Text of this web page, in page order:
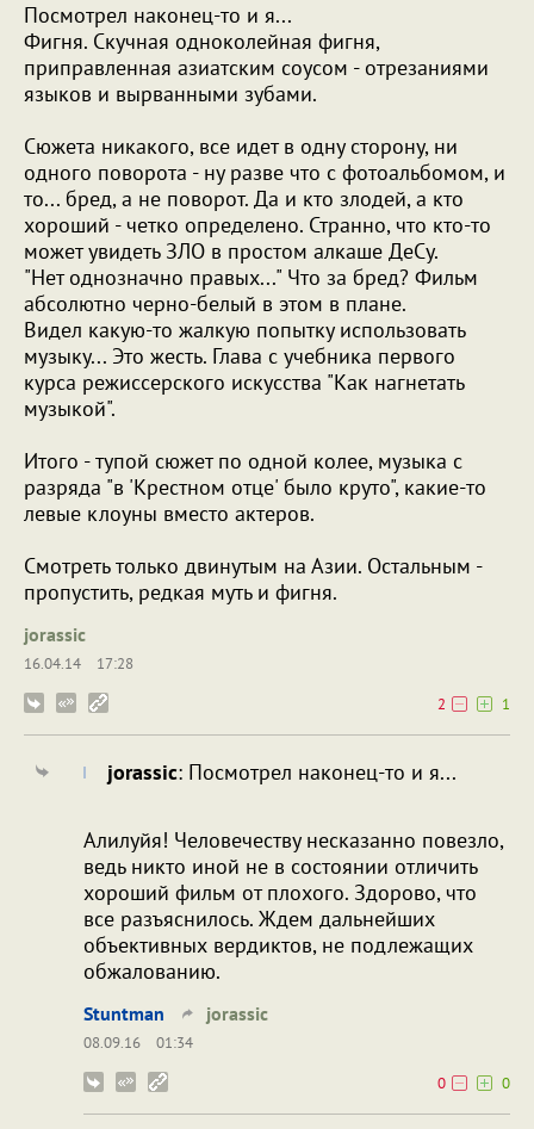
Посмотрел наконец-то и я...
Фигня. Скучная одноколейная фигня,
приправленная азиатским соусом - отрезаниями
языков и вырванными зубами.
Сюжета никакого, все идет в одну сторону, ни
одного поворота - ну разве что с фотоальбомом, и
то... бред, а не поворот. Да и кто злодей, а кто
хороший - четко определено. Странно, что кто-то
может увидеть ЗЛО в простом алкаше ДеСу.
"Нет однозначно правых..." Что за бред? Фильм
абсолютно черно-белый в этом в плане.
Видел какую-то жалкую попытку использовать
музыку... Это жесть. Глава с учебника первого
курса режиссерского искусства "Как нагнетать
музыкой".
Итого - тупой сюжет по одной колее, музыка с
разряда "в 'Крестном отце' было круто", какие-то
левые клоуны вместо актеров.
Смотреть только двинутым на Азии. Остальным -
пропустить, редкая муть и фигня.
jorassic
16.04.14
17:28
2
1
jorassic: Посмотрел наконец-то и я...
Алилуйя! Человечеству несказанно повезло,
ведь никто иной не в состоянии отличить
хороший фильм от плохого. Здорово, что
все разъяснилось. Ждем дальнейших
объективных вердиктов, не подлежащих
обжалованию.
Stuntman jorassic
08.09.16
01:34
0
0